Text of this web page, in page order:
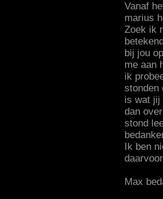
Vanaf
marius
Zoek ik
bij jou
me aan
ik
stonden
is wat jij
dan
stond
Ik ben
Max